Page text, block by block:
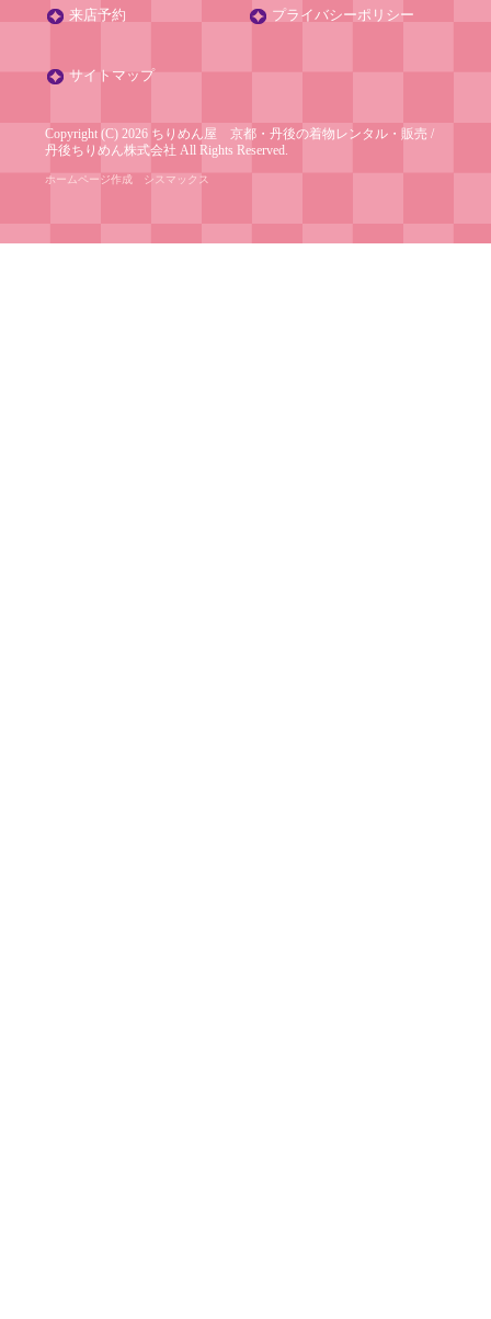
来店予約 プライバシーポリシー
サイトマップ
Copyright (C) 2026 ちりめん屋 京都・丹後の着物レンタル・販売 /
丹後ちりめん株式会社 All Rights Reserved.
ホームページ作成 シスマックス